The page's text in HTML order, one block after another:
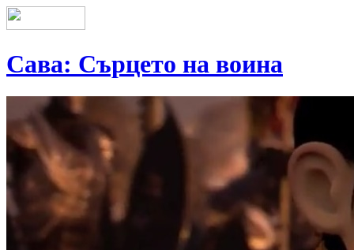
Сава: Сърцето на воина